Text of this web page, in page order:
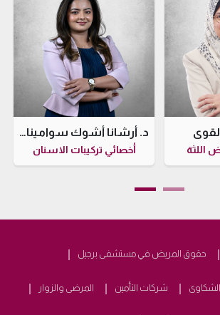
اللثة
د. أرشانا أشوك سواميناتان
أخصائي تركيبات الاسنان
حقوق المريض في مستشفى برجيل
شركات التأمين المرضى والزوار